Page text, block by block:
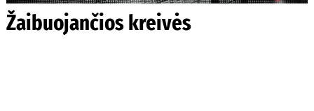
Žaibuojančios kreivės